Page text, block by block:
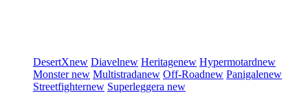
DesertXnew Diavelnew Heritagenew Hypermotardnew
Monsternew Multistradanew Off-Roadnew Panigalenew
Streetfighternew Superleggera new